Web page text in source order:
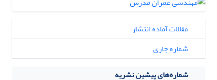
مقالات آماده انتشار
شماره جاری
شماره‌های پیشین نشریه